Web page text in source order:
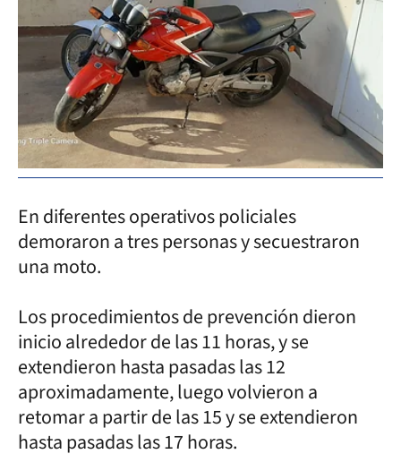
En diferentes operativos policiales
demoraron a tres personas y secuestraron
una moto.
Los procedimientos de prevención dieron
inicio alrededor de las 11 horas, y se
extendieron hasta pasadas las 12
aproximadamente, luego volvieron a
retomar a partir de las 15 y se extendieron
hasta pasadas las 17 horas.